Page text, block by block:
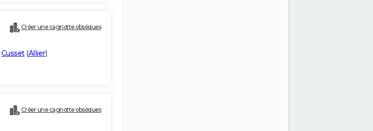
Créer une cagnotte obsèques
Cusset(Allier)
Créer une cagnotte obsèques